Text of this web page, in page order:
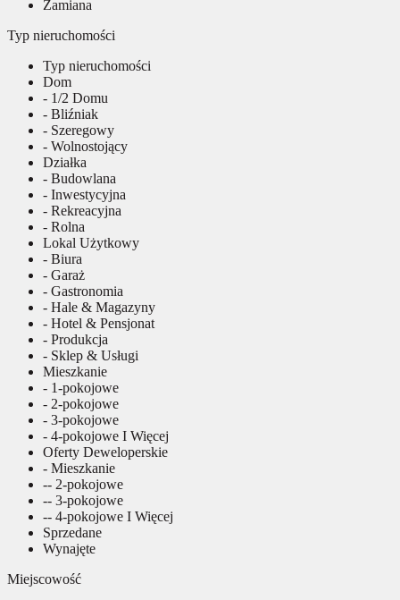
Zamiana
Typ nieruchomości
Typ nieruchomości
Dom
- 1/2 Domu
- Bliźniak
- Szeregowy
- Wolnostojący
Działka
- Budowlana
- Inwestycyjna
- Rekreacyjna
- Rolna
Lokal Użytkowy
- Biura
- Garaż
- Gastronomia
- Hale & Magazyny
- Hotel & Pensjonat
- Produkcja
- Sklep & Usługi
Mieszkanie
- 1-pokojowe
- 2-pokojowe
- 3-pokojowe
- 4-pokojowe I Więcej
Oferty Deweloperskie
- Mieszkanie
-- 2-pokojowe
-- 3-pokojowe
-- 4-pokojowe I Więcej
Sprzedane
Wynajęte
Miejscowość